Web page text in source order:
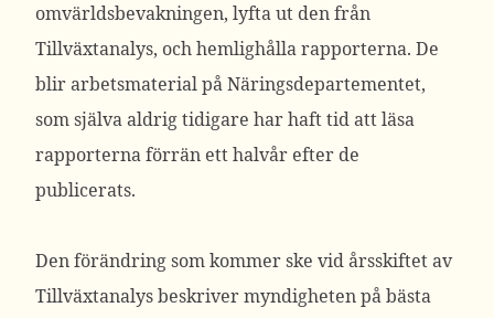
omvärldsbevakningen, lyfta ut den från
Tillväxtanalys, och hemlighålla rapporterna. De
blir arbetsmaterial på Näringsdepartementet,
som själva aldrig tidigare har haft tid att läsa
rapporterna förrän ett halvår efter de
publicerats.
Den förändring som kommer ske vid årsskiftet av
Tillväxtanalys beskriver myndigheten på bästa